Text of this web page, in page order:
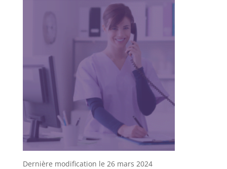
Dernière modification le 26 mars 2024